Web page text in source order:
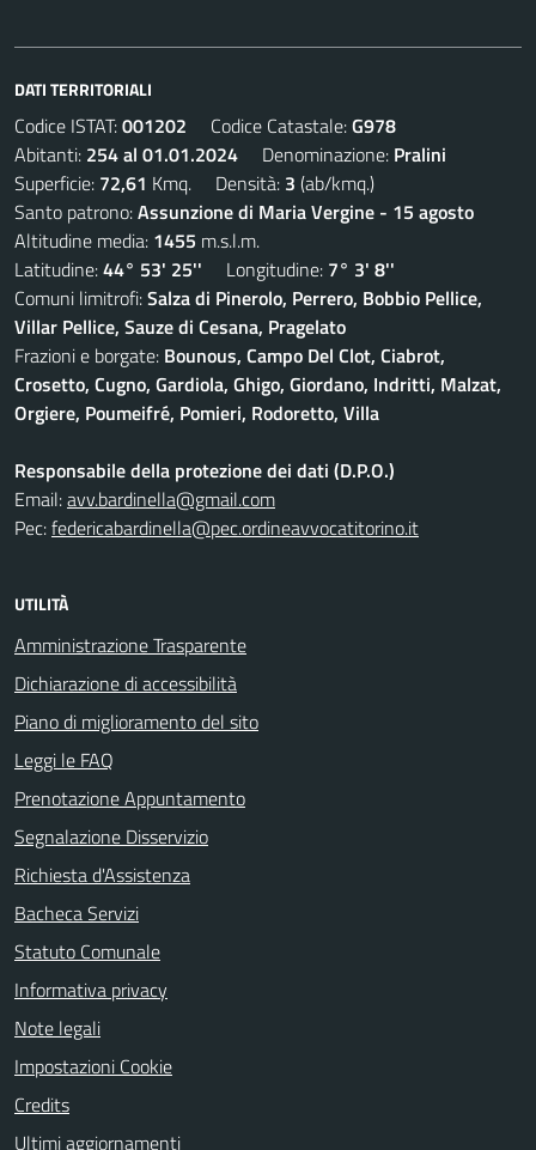
DATI TERRITORIALI
Codice ISTAT:001202 Codice Catastale:G978
Abitanti: 254 al 01.01.2024 Denominazione: Pralini
Superficie: 72,61 Kmq. Densità: 3 (ab/kmq.)
Santo patrono:Assunzione di Maria Vergine - 15 agosto
Altitudine media: 1455 m.s.l.m.
Latitudine:44° 53' 25'' Longitudine: 7° 3' 8''
Comuni limitrofi:Salza di Pinerolo, Perrero, Bobbio Pellice,
Villar Pellice, Sauze di Cesana, Pragelato
Frazioni e borgate: Bounous, Campo Del Clot, Ciabrot,
Crosetto, Cugno, Gardiola, Ghigo, Giordano, Indritti, Malzat,
Orgiere, Poumeifré, Pomieri, Rodoretto, Villa
Responsabile della protezione dei dati (D.P.O.)
Email:avv.bardinella@gmail.com
Pec:federicabardinella@pec.ordineavvocatitorino.it
UTILITÀ
Amministrazione Trasparente
Dichiarazione di accessibilità
Piano di miglioramento del sito
Leggi le FAQ
Prenotazione Appuntamento
Segnalazione Disservizio
Richiesta d'Assistenza
Bacheca Servizi
Statuto Comunale
Informativa privacy
Note legali
Impostazioni Cookie
Credits
Ultimi aggiornamenti